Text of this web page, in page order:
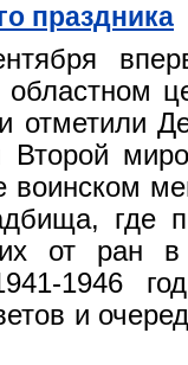
праздника
отметили
Второй
где
от ран в
1946
и